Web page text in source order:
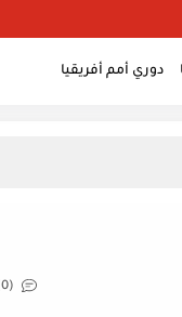
دوري أمم أفريقيا
(0)